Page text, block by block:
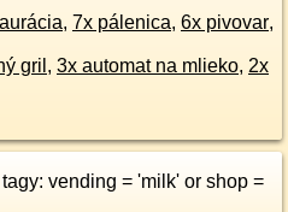
, 7x pálenica, 6x pivovar,
gril , 3x automat na mlieko, 2x
vending = 'milk' or shop =